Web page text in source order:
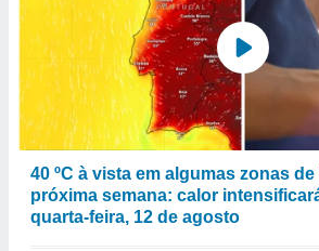
40 ºC à vista em algumas zonas
próxima semana: calor
quarta-feira, 12 de agosto